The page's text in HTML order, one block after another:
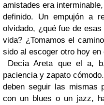
amistades era
definido. Un empujón a
olvidado, ¿qué fue de
vida? ¿Tomamos el
sido al escoger otro hoy en
Decía Areta que el a,
paciencia y zapato
deben seguir las mismas
con un blues o un jazz,